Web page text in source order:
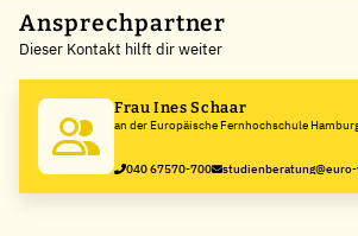
+
−
Ansprechpartner
Dieser Kontakt hilft dir weiter
Frau Ines Schaar
an der Europäische Fernhochschule
040 67570-700